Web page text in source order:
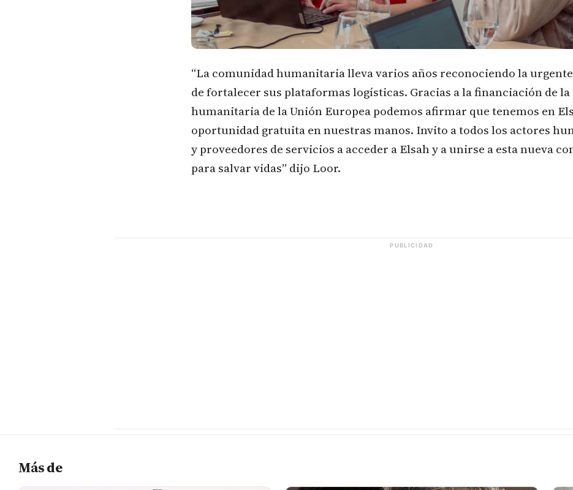
“La comunidad humanitaria lleva varios años reconociendo la
de fortalecer sus plataformas logísticas. Gracias a la financiación de la
humanitaria de la Unión Europea podemos afirmar que tenemos en
oportunidad gratuita en nuestras manos. Invito a todos los actores
y proveedores de servicios a acceder a Elsah y a unirse a esta nueva
para salvar vidas” dijo Loor.
PUBLICIDAD
Más de